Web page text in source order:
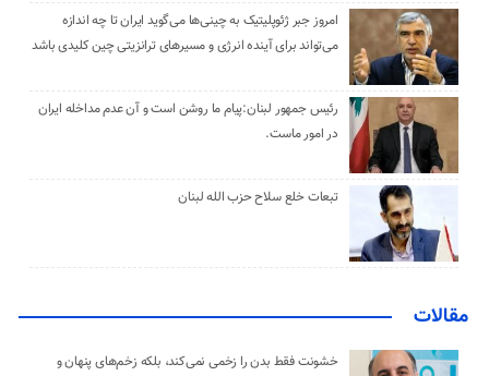
امروز جبر ژئوپلیتیک به چینی‌ها می‌گوید ایران تا چه اندازه
می‌تواند برای آینده انرژی و مسیرهای ترانزیتی چین کلیدی باشد
رئیس جمهور لبنان:پیام ما روشن است و آن عدم مداخله ایران
در امور ماست.
تبعات خلع سلاح حزب الله لبنان
مقالات
خشونت فقط بدن را زخمی نمی‌کند، بلکه زخم‌های پنهان و